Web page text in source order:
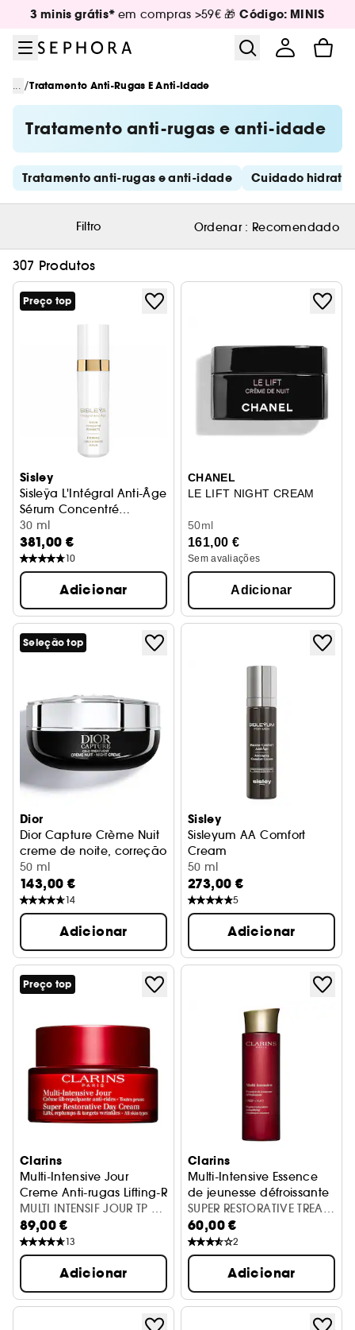
Ir para o menu
Ir para o conteúdo principal
Ir para o rodapé
3 minis grátis* em compras >59€ 🎁Código: MINIS
... /Tratamento Anti-Rugas E Anti-Idade
Tratamento anti-rugas e anti-idade
Saltar os links rápidos
Tratamento anti-rugas e anti-idade Cuidado
Filtro Ordenar : Recomendado
307 Produtos
Preço top
Sisley
Sisleÿa L'Intégral Anti-Âge
Sérum Concentré
Fermeté
Sérum de firmeza
30 ml
381,00 €
10
Adicionar
CHANEL
LE LIFT NIGHT CREAM
50ml
161,00 €
Sem avaliações
Adicionar
Seleção top
Dior
Dior Capture Crème Nuit
creme de noite, correção de rugas e firmeza
50 ml
143,00 €
14
Adicionar
Sisley
Sisleyum AA Comfort
Cream
Creme anti-idade
50 ml
273,00 €
5
Adicionar
Preço top
Clarins
Multi-Intensive Jour
Creme Anti-rugas Lifting-Redensificante
MULTI INTENSIF JOUR TP 50
ML
89,00 €
13
Adicionar
Clarins
Multi-Intensive Essence
de jeunesse défroissante
Loção Diária
SUPER RESTORATIVE TREAT
ESSENCE 200ML
60,00 €
2
Adicionar